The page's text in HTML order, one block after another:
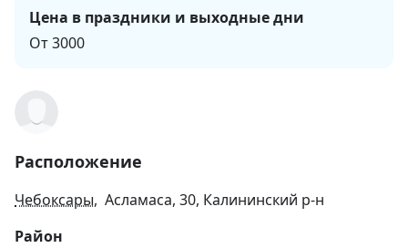
Цена в праздники и выходные дни
От 3000
Расположение
Чебоксары, Асламаса, 30, Калининский р-н
Район